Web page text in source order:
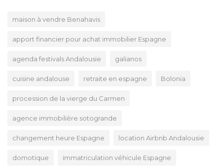
maison à vendre Benahavis
apport financier pour achat immobilier Espagne
agenda festivals Andalousie galianos
cuisine andalouse retraite en espagne Bolonia
procession de la vierge du Carmen
agence immobilière sotogrande
changement heure Espagne location Airbnb Andalousie
domotique immatriculation véhicule Espagne